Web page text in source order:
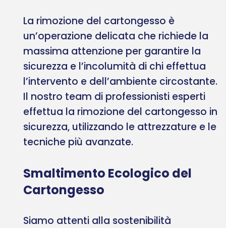
La rimozione del cartongesso è
un’operazione delicata che richiede la
massima attenzione per garantire la
sicurezza e l’incolumità di chi effettua
l’intervento e dell’ambiente circostante.
Il nostro team di professionisti esperti
effettua la rimozione del cartongesso in
sicurezza, utilizzando le attrezzature e le
tecniche più avanzate.
Smaltimento Ecologico del
Cartongesso
Siamo attenti alla sostenibilità